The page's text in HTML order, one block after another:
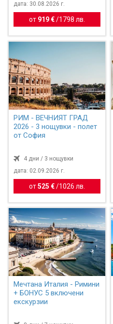
дата: 30.08.2026 г.
от 919 € / 1798 лв.
РИМ - ВЕЧНИЯТ ГРАД
2026 - 3 нощувки - полет
от София
4 дни / 3 нощувки
дата: 02.09.2026 г.
от525 € / 1026 лв.
Мечтана Италия - Римини
+ БОНУС 5 включени
екскурзии